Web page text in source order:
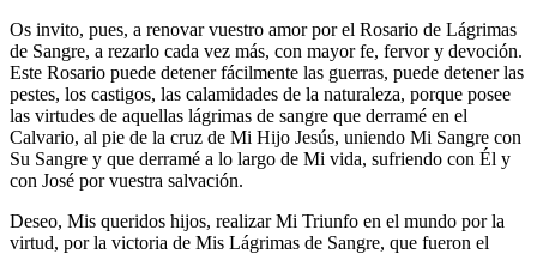
Os invito, pues, a renovar vuestro amor por el Rosario de Lágrimas
de Sangre, a rezarlo cada vez más, con mayor fe, fervor y devoción.
Este Rosario puede detener fácilmente las guerras, puede detener las
pestes, los castigos, las calamidades de la naturaleza, porque posee
las virtudes de aquellas lágrimas de sangre que derramé en el
Calvario, al pie de la cruz de Mi Hijo Jesús, uniendo Mi Sangre con
Su Sangre y que derramé a lo largo de Mi vida, sufriendo con Él y
con José por vuestra salvación.
Deseo, Mis queridos hijos, realizar Mi Triunfo en el mundo por la
virtud, por la victoria de Mis Lágrimas de Sangre, que fueron el